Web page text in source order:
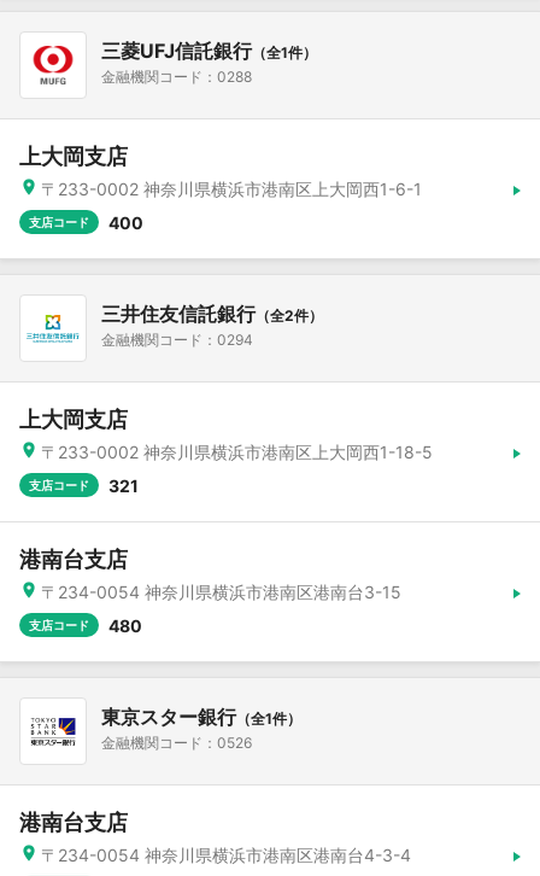
三菱UFJ信託銀行（全1件）
金融機関コード：0288
上大岡支店
〒233-0002 神奈川県横浜市港南区上大岡西1-6-1
支店コード 400
三井住友信託銀行（全2件）
金融機関コード：0294
上大岡支店
〒233-0002 神奈川県横浜市港南区上大岡西1-18-5
支店コード 321
港南台支店
〒234-0054 神奈川県横浜市港南区港南台3-15
支店コード 480
東京スター銀行（全1件）
金融機関コード：0526
港南台支店
〒234-0054 神奈川県横浜市港南区港南台4-3-4